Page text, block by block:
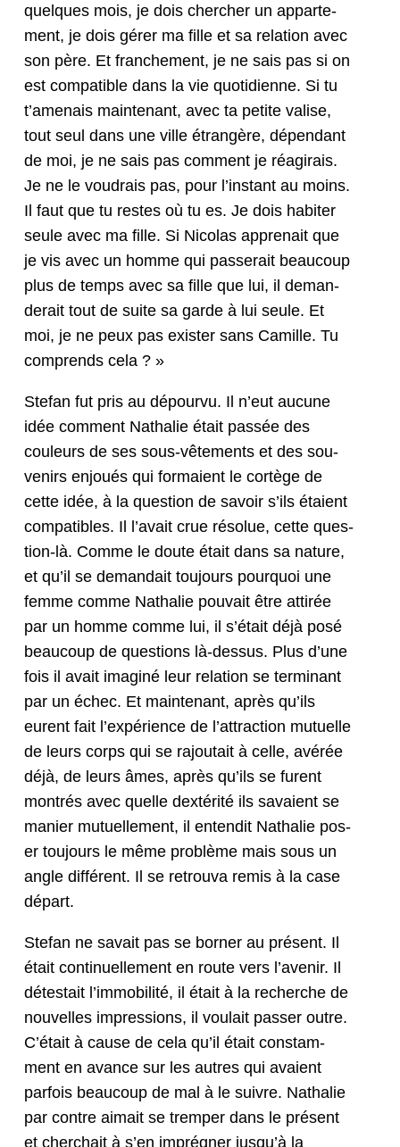
quelques mois, je dois chercher un apparte­
ment, je dois gér­er ma fille et sa rela­tion avec
son père. Et franche­ment, je ne sais pas si on
est com­pat­i­ble dans la vie quo­ti­di­enne. Si tu
t’a­me­nais main­tenant, avec ta petite valise,
tout seul dans une ville étrangère, dépen­dant
de moi, je ne sais pas com­ment je réa­gi­rais.
Je ne le voudrais pas, pour l’in­stant au moins.
Il faut que tu restes où tu es. Je dois habiter
seule avec ma fille. Si Nico­las appre­nait que
je vis avec un homme qui passerait beau­coup
plus de temps avec sa fille que lui, il deman­
derait tout de suite sa garde à lui seule. Et
moi, je ne peux pas exis­ter sans Camille. Tu
com­prends cela ? »
Ste­fan fut pris au dépourvu. Il n’eut aucune
idée com­ment Nathalie était passée des
couleurs de ses sous-vête­ments et des sou­
venirs enjoués qui for­maient le cortège de
cette idée, à la ques­tion de savoir s’ils étaient
com­pat­i­bles. Il l’avait crue résolue, cette ques­
tion-là. Comme le doute était dans sa nature,
et qu’il se demandait tou­jours pourquoi une
femme comme Nathalie pou­vait être attirée
par un homme comme lui, il s’é­tait déjà posé
beau­coup de ques­tions là-dessus. Plus d’une
fois il avait imag­iné leur rela­tion se ter­mi­nant
par un échec. Et main­tenant, après qu’ils
eurent fait l’ex­péri­ence de l’at­trac­tion mutuelle
de leurs corps qui se rajoutait à celle, avérée
déjà, de leurs âmes, après qu’ils se furent
mon­trés avec quelle dex­térité ils savaient se
manier mutuelle­ment, il enten­dit Nathalie pos­
er tou­jours le même prob­lème mais sous un
angle dif­férent. Il se retrou­va remis à la case
départ.
Ste­fan ne savait pas se borner au présent. Il
était con­tin­uelle­ment en route vers l’avenir. Il
détes­tait l’im­mo­bil­ité, il était à la recherche de
nou­velles impres­sions, il voulait pass­er out­re.
C’é­tait à cause de cela qu’il était con­stam­
ment en avance sur les autres qui avaient
par­fois beau­coup de mal à le suiv­re. Nathalie
par con­tre aimait se trem­per dans le présent
et cher­chait à s’en imprégn­er jusqu’à la